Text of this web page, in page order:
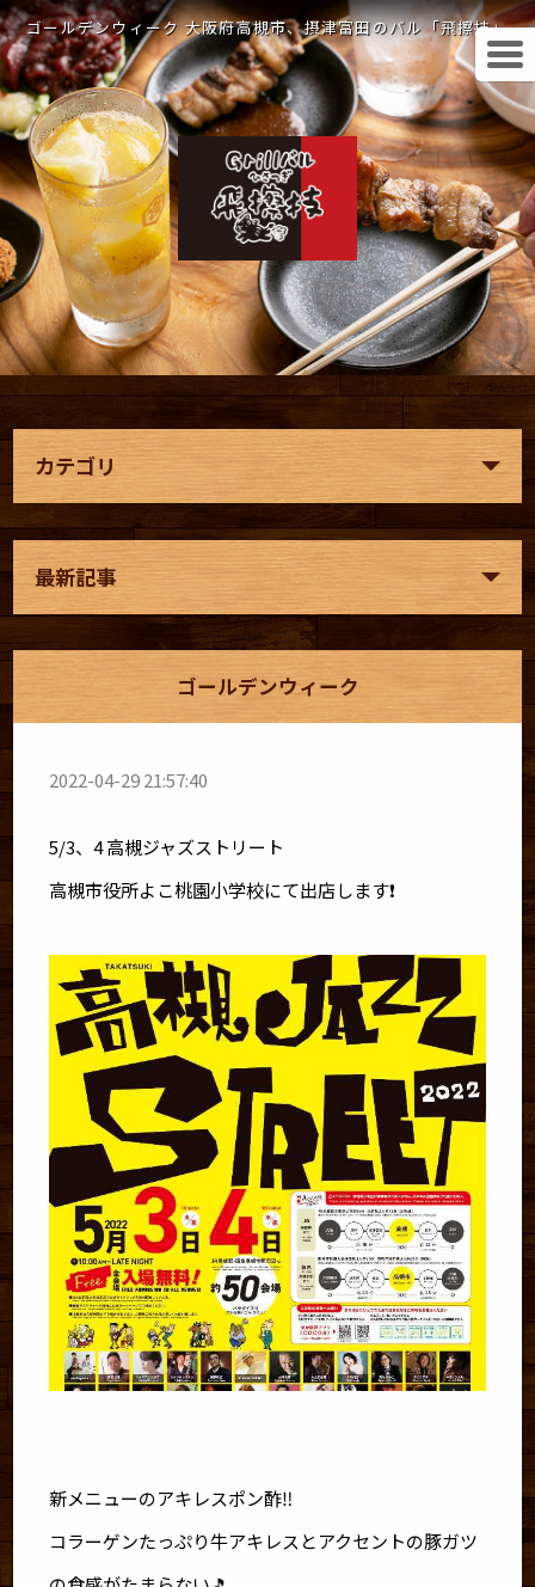
ゴールデンウィーク 大阪府高槻市、摂津富田のバル「飛擦技」
カテゴリ
最新記事
ゴールデンウィーク
2022-04-29 21:57:40
5/3、4 高槻ジャズストリート
高槻市役所よこ桃園小学校にて出店します❗
新メニューのアキレスポン酢‼️
コラーゲンたっぷり牛アキレスとアクセントの豚ガツ